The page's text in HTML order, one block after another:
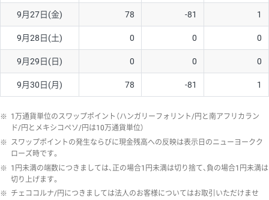
9月27日(金) 78 -81 1
9月28日(土) 0 0 0
9月29日(日) 0 0 0
9月30日(月) 78 -81 1
※ 1万通貨単位のスワップポイント（ハンガリーフォリント/円と南アフリカラン
ド/円とメキシコペソ/円は10万通貨単位）
※ スワップポイントの発生ならびに現金残高への反映は表示日のニューヨークク
ローズ時です。
※ 1円未満の端数につきましては、正の場合1円未満は切り捨て、負の場合1円未満は
切り上げます。
※ チェココルナ/円につきましては法人のお客様についてはお取引いただけませ